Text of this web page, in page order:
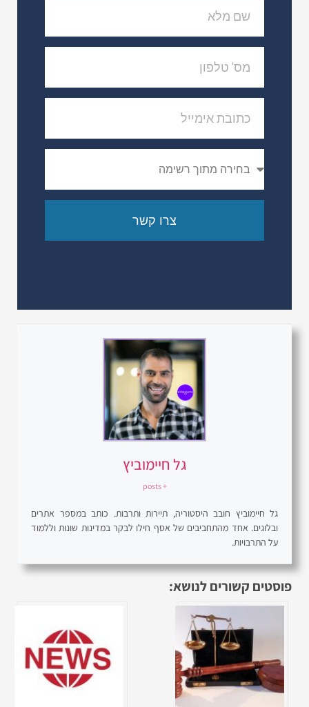
צרו קשר
גל חיימוביץ
+ posts
גל חיימוביץ חובב היסטוריה, תיירות ותרבות. כותב במספר אתרים
ובלוגים. אחד מהתחביבים של אסף חילו לבקר במדינות שונות וללמוד
על התרבויות.
פוסטים קשורים לנושא: